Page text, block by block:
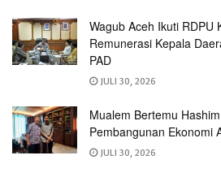
Wagub Aceh Ikuti RDPU
Remunerasi Kepala
PAD
JULI 30, 2026
Mualem Bertemu
Pembangunan Ekonomi
JULI 30, 2026